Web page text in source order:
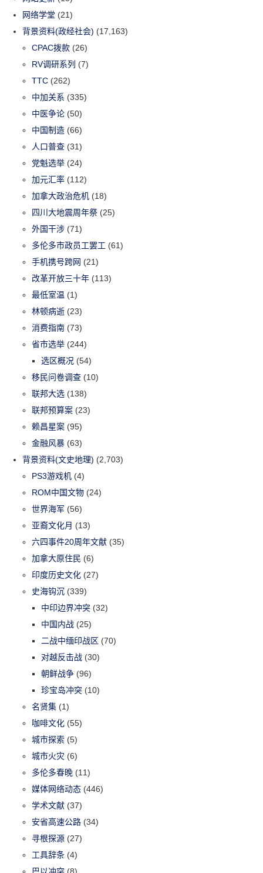
网络学堂 (21)
背景资料(政经社会) (17,163)
CPAC拨款 (26)
RV调研系列 (7)
TTC (262)
中加关系 (335)
中医争论 (50)
中国制造 (66)
人口普查 (31)
党魁选举 (24)
加元汇率 (112)
加拿大政治危机 (18)
四川大地震周年祭 (25)
外国干涉 (71)
多伦多市政员工罢工 (61)
手机携号跨网 (21)
改革开放三十年 (113)
最低室温 (1)
林顿病逝 (23)
消费指南 (73)
省市选举 (244)
选区概况 (54)
移民问卷调查 (10)
联邦大选 (138)
联邦预算案 (23)
赖昌星案 (95)
金融风暴 (63)
背景资料(文史地理) (2,703)
PS3游戏机 (4)
ROM中国文物 (24)
世界海军 (56)
亚裔文化月 (13)
六四事件20周年文献 (35)
加拿大原住民 (6)
印度历史文化 (27)
史海钩沉 (339)
中印边界冲突 (32)
中国内战 (25)
二战中缅印战区 (70)
对越反击战 (30)
朝鲜战争 (96)
珍宝岛冲突 (10)
名贤集 (1)
咖啡文化 (55)
城市探索 (5)
城市火灾 (6)
多伦多春晚 (11)
媒体网络动态 (446)
学术文献 (37)
安省高速公路 (34)
寻根探源 (27)
工具辞条 (4)